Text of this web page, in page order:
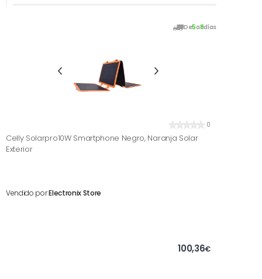
De5a8días
0
Celly Solarpro10W Smartphone Negro, Naranja Solar
Exterior
Vendido porElectronix Store
100,36€